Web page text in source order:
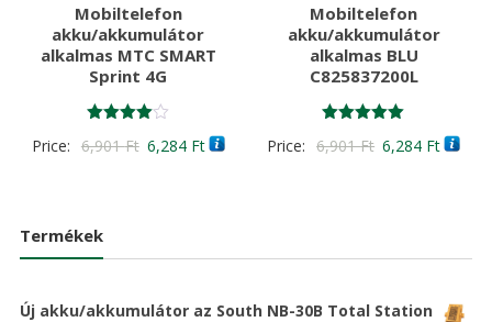
Mobiltelefon
akku/akkumulátor
alkalmas MTC SMART
Sprint 4G
4.00
Price: 6,901Ft Original
6,284 FtCurrent
Mobiltelefon
akku/akkumulátor
alkalmas BLU
C825837200L
5.00
Price: 6,901Ft Original
6,284 FtCurrent
Termékek
Új akku/akkumulátor az South NB-30B Total Station